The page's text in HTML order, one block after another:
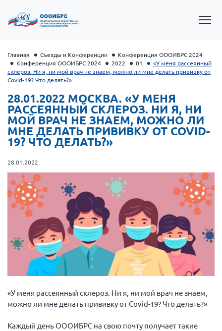
Президент Власов Я.В.
Первый вице-президент Кичигина Н. Ф.
Генеральный директор Матвиевская О.В.
Вице-президент Зрячева Н.В.
Вице-президент Шишлянников Ф.В.
Информационная служба
Отдел международных отношений
Вице-президент Черненко Д.Е.
Вице-президент Валюх М.В.
Вице-президент Чернова А.В.
Вице-президент Цикорин И.В.
Главная Съезды и Конференции
Конференция ОООИБРС 2024
Конференция ОООИБРС 2024
2022 01
«У меня рассеянный
склероз. Ни я, ни мой врач не знаем, можно ли мне делать прививку от
Covid-19? Что делать?»
28.01.2022 МОСКВА. «У МЕНЯ
РАССЕЯННЫЙ СКЛЕРОЗ. НИ Я, НИ
МОЙ ВРАЧ НЕ ЗНАЕМ, МОЖНО ЛИ
МНЕ ДЕЛАТЬ ПРИВИВКУ ОТ COVID-
19? ЧТО ДЕЛАТЬ?»
28.01.2022
«У меня рассеянный склероз. Ни я, ни мой врач не знаем,
можно ли мне делать прививку от Covid-19? Что делать?»
Каждый день ОООИБРС на свою почту получает такие